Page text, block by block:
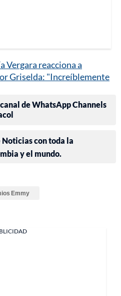
Vergara reacciona a
Griselda: "Increíblemente
de WhatsApp Channels
con toda la
y el mundo.
Emmy